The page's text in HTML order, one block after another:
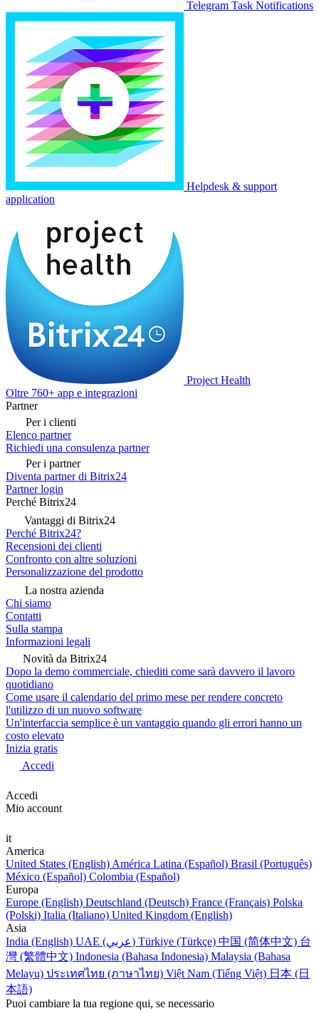
Telegram Task Notifications
Helpdesk & support
application
Project Health
Oltre 760+ app e integrazioni
Partner
Per i clienti
Elenco partner
Richiedi una consulenza partner
Per i partner
Diventa partner di Bitrix24
Partner login
Perché Bitrix24
Vantaggi di Bitrix24
Perché Bitrix24?
Recensioni dei clienti
Confronto con altre soluzioni
Personalizzazione del prodotto
La nostra azienda
Chi siamo
Contatti
Sulla stampa
Informazioni legali
Novità da Bitrix24
Dopo la demo commerciale, chiediti come sarà davvero il lavoro
quotidiano
Come usare il calendario del primo mese per rendere concreto
l'utilizzo di un nuovo software
Un'interfaccia semplice è un vantaggio quando gli errori hanno un
costo elevato
Inizia gratis
Accedi
Accedi
Mio account
it
America
United States (English) América Latina (Español) Brasil (Português)
México (Español) Colombia (Español)
Europa
Europe (English) Deutschland (Deutsch) France (Français) Polska
(Polski) Italia (Italiano) United Kingdom (English)
Asia
India (English)
UAE (عربي) Türkiye (Türkçe) 中国 (简体中文) 台
灣 (繁體中文) Indonesia (Bahasa Indonesia) Malaysia (Bahasa
Melayu) ประเทศไทย (ภาษาไทย) Việt Nam (Tiếng Việt) 日本 (日
本語)
Puoi cambiare la tua regione qui, se necessario